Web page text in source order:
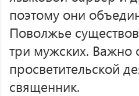
поэтому они
Поволжье
три мужских. Важно
просветительской
священник.